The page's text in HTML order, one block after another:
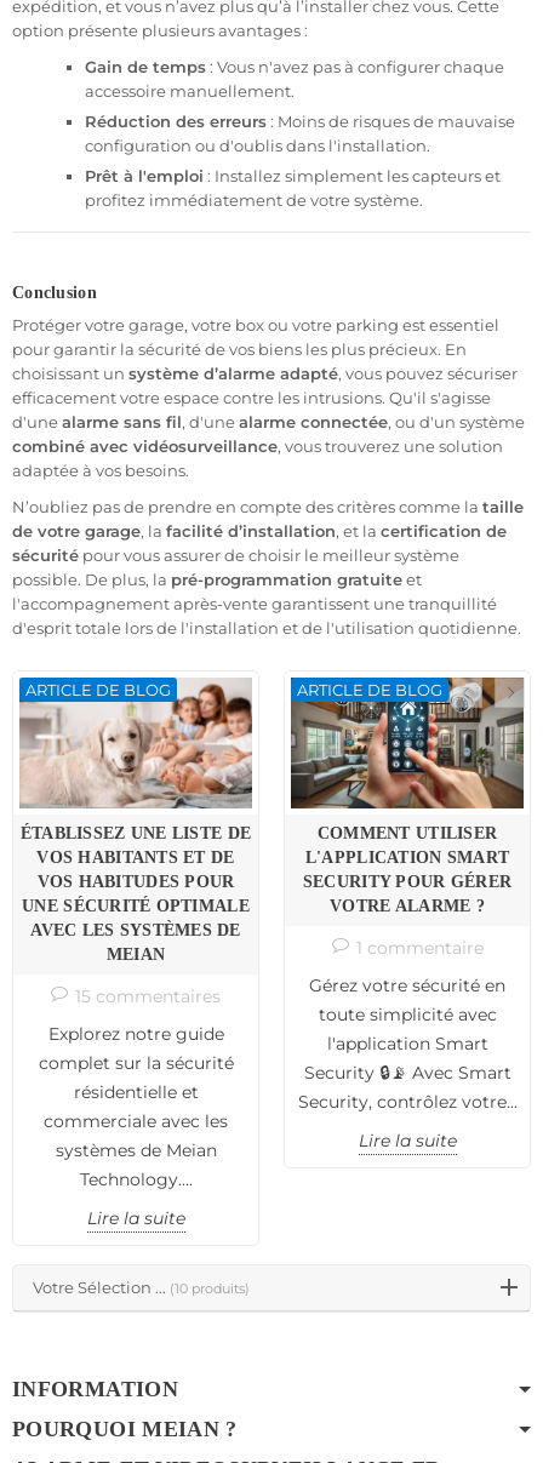
Votre Sélection ... (10 produits)
expédition, et vous n’avez plus qu’à l’installer chez vous. Cette
option présente plusieurs avantages :
Gain de temps: Vous n'avez pas à configurer chaque
accessoire manuellement.
Réduction des erreurs: Moins de risques de mauvaise
configuration ou d'oublis dans l'installation.
Prêt à l'emploi : Installez simplement les capteurs et
profitez immédiatement de votre système.
Conclusion
Protéger votre garage, votre box ou votre parking est essentiel
pour garantir la sécurité de vos biens les plus précieux. En
choisissant un système d’alarme adapté, vous pouvez sécuriser
efficacement votre espace contre les intrusions. Qu'il s'agisse
d'unealarme sans fil, d'unealarme connectée, ou d'un système
combiné avec vidéosurveillance, vous trouverez une solution
adaptée à vos besoins.
N’oubliez pas de prendre en compte des critères comme la taille
de votre garage, la facilité d’installation, et la certification de
sécurité pour vous assurer de choisir le meilleur système
possible. De plus, la pré-programmation gratuiteet
l'accompagnement après-vente garantissent une tranquillité
d'esprit totale lors de l'installation et de l'utilisation quotidienne.
ARTICLE DE BLOG
ÉTABLISSEZ UNE LISTE DE
VOS HABITANTS ET DE
VOS HABITUDES POUR
UNE SÉCURITÉ OPTIMALE
AVEC LES SYSTÈMES DE
MEIAN
15 commentaires
Explorez notre guide
complet sur la sécurité
résidentielle et
commerciale avec les
systèmes de Meian
Technology....
Lire la suite
ARTICLE DE BLOG
COMMENT UTILISER
L'APPLICATION SMART
SECURITY POUR GÉRER
VOTRE ALARME ?
1 commentaire
Gérez votre sécurité en
toute simplicité avec
l'application Smart
Security 🔒📡 Avec Smart
Security, contrôlez votre...
Lire la suite
INFORMATION
POURQUOI MEIAN ?